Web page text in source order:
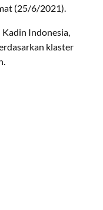
(25/6/2021).
Indonesia,
klaster